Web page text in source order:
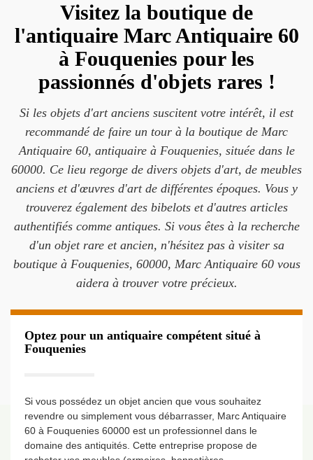
Visitez la boutique de
l'antiquaire Marc Antiquaire 60
à Fouquenies pour les
passionnés d'objets rares !
Si les objets d'art anciens suscitent votre intérêt, il est
recommandé de faire un tour à la boutique de Marc
Antiquaire 60, antiquaire à Fouquenies, située dans le
60000. Ce lieu regorge de divers objets d'art, de meubles
anciens et d'œuvres d'art de différentes époques. Vous y
trouverez également des bibelots et d'autres articles
authentifiés comme antiques. Si vous êtes à la recherche
d'un objet rare et ancien, n'hésitez pas à visiter sa
boutique à Fouquenies, 60000, Marc Antiquaire 60 vous
aidera à trouver votre précieux.
Optez pour un antiquaire compétent situé à
Fouquenies
Si vous possédez un objet ancien que vous souhaitez
revendre ou simplement vous débarrasser, Marc Antiquaire
60 à Fouquenies 60000 est un professionnel dans le
domaine des antiquités. Cette entreprise propose de